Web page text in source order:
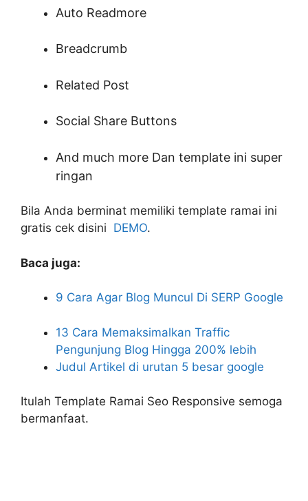
Auto Readmore
Breadcrumb
Related Post
Social Share Buttons
And much more Dan template ini super
ringan
Bila Anda berminat memiliki template ramai ini
gratis cek disini DEMO.
Baca juga:
9 Cara Agar Blog Muncul Di SERP Google
13 Cara Memaksimalkan Traffic
Pengunjung Blog Hingga 200% lebih
Judul Artikel di urutan 5 besar google
Itulah Template Ramai Seo Responsive semoga
bermanfaat.